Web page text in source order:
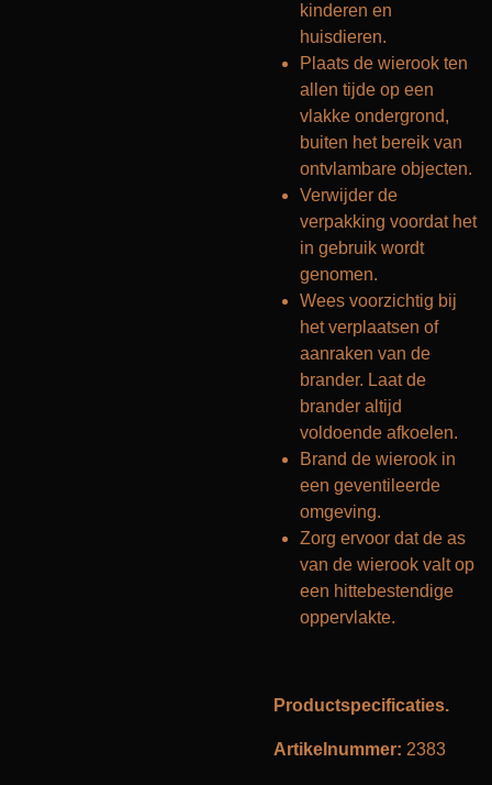
kinderen en
huisdieren.
Plaats de wierook ten
allen tijde op een
vlakke ondergrond,
buiten het bereik van
ontvlambare objecten.
Verwijder de
verpakking voordat het
in gebruik wordt
genomen.
Wees voorzichtig bij
het verplaatsen of
aanraken van de
brander. Laat de
brander altijd
voldoende afkoelen.
Brand de wierook in
een geventileerde
omgeving.
Zorg ervoor dat de as
van de wierook valt op
een hittebestendige
oppervlakte.
Productspecificaties.
Artikelnummer: 2383